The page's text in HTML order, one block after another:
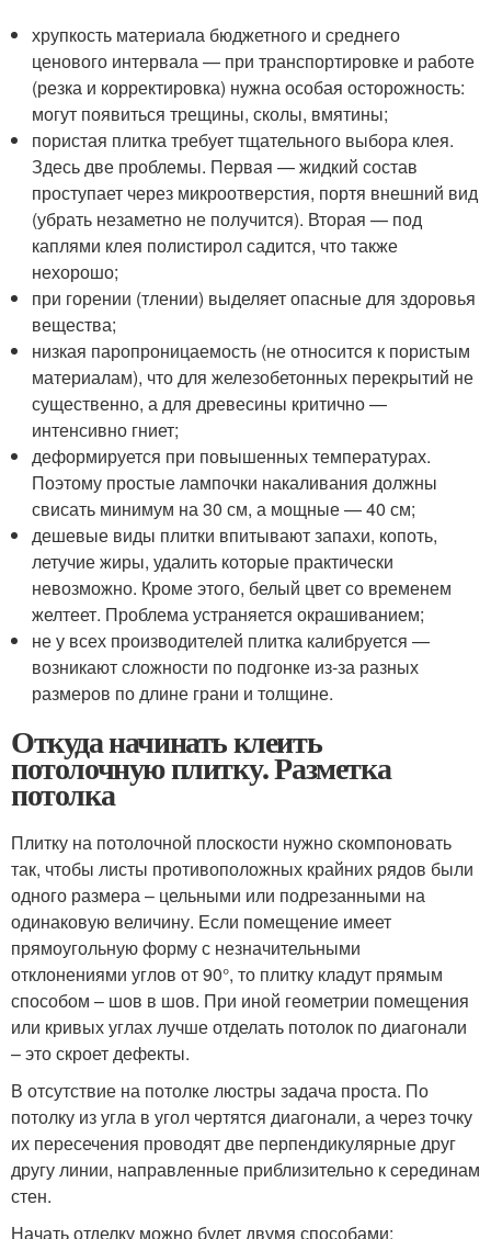
хрупкость материала бюджетного и среднего
ценового интервала — при транспортировке и работе
(резка и корректировка) нужна особая осторожность:
могут появиться трещины, сколы, вмятины;
пористая плитка требует тщательного выбора клея.
Здесь две проблемы. Первая — жидкий состав
проступает через микроотверстия, портя внешний вид
(убрать незаметно не получится). Вторая — под
каплями клея полистирол садится, что также
нехорошо;
при горении (тлении) выделяет опасные для здоровья
вещества;
низкая паропроницаемость (не относится к пористым
материалам), что для железобетонных перекрытий не
существенно, а для древесины критично —
интенсивно гниет;
деформируется при повышенных температурах.
Поэтому простые лампочки накаливания должны
свисать минимум на 30 см, а мощные — 40 см;
дешевые виды плитки впитывают запахи, копоть,
летучие жиры, удалить которые практически
невозможно. Кроме этого, белый цвет со временем
желтеет. Проблема устраняется окрашиванием;
не у всех производителей плитка калибруется —
возникают сложности по подгонке из-за разных
размеров по длине грани и толщине.
Откуда начинать клеить
потолочную плитку. Разметка
потолка
Плитку на потолочной плоскости нужно скомпоновать
так, чтобы листы противоположных крайних рядов были
одного размера – цельными или подрезанными на
одинаковую величину. Если помещение имеет
прямоугольную форму с незначительными
отклонениями углов от 90°, то плитку кладут прямым
способом – шов в шов. При иной геометрии помещения
или кривых углах лучше отделать потолок по диагонали
– это скроет дефекты.
В отсутствие на потолке люстры задача проста. По
потолку из угла в угол чертятся диагонали, а через точку
их пересечения проводят две перпендикулярные друг
другу линии, направленные приблизительно к серединам
стен.
Начать отделку можно будет двумя способами: